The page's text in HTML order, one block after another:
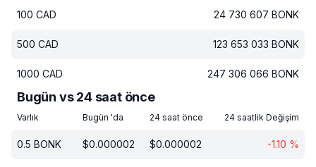
100 CAD 24 730 607 BONK
500 CAD 123 653 033 BONK
1000 CAD 247 306 066 BONK
Bugün vs 24 saat önce
Varlık Bugün 'da 24 saat önce 24 saatlik Değişim
0.5 BONK $0.000002 $0.000002 -1.10 %